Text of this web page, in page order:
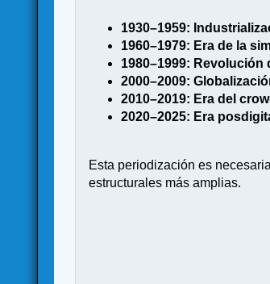
1930–1959:
1960–1979: Era de la
1980–1999: Revolución
2000–2009:
2010–2019: Era del
2020–2025: Era
Esta periodización es
estructurales más amplias.